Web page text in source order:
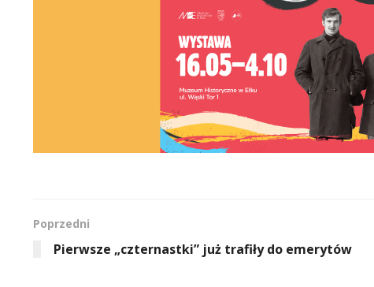
Poprzedni
Pierwsze „czternastki” już trafiły do emerytów